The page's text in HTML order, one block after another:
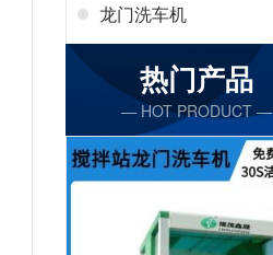
龙门洗车机
热门产品
— HOT PRODUCT —